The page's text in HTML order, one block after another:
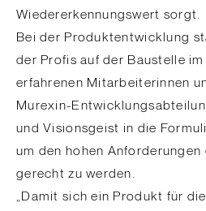
Wiedererkennungswert sorgt.
Bei der Produktentwicklung
der Profis auf der Baustelle
erfahrenen Mitarbeiterinnen
Murexin-
und Visionsgeist in die
um den hohen Anforderungen
gerecht zu werden.
„Damit sich ein Produkt für